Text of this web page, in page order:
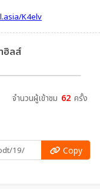
K4elv
ฮิลส์
จำนวนผู้เข้าชม 62 ครั้ง
Copy